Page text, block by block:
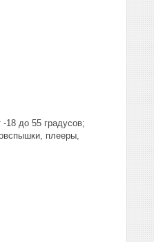
18 до 55 градусов;
плееры,